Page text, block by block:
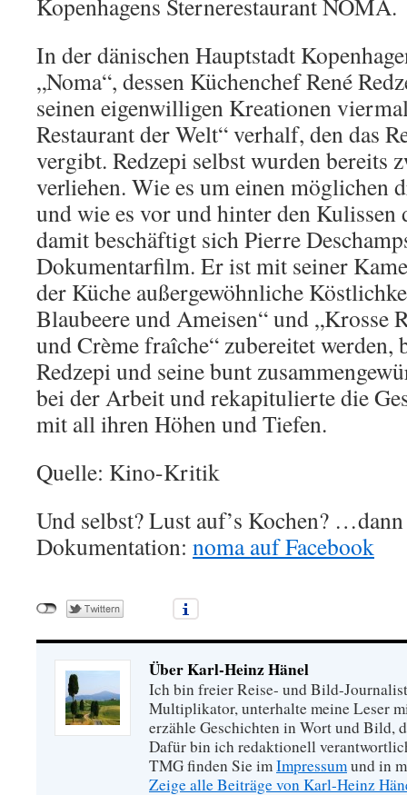
Kopenhagens Sternerestaurant NOMA.
In der dänischen Hauptstadt
„Noma“, dessen Küchenchef René
seinen eigenwilligen Kreationen
Restaurant der Welt“ verhalf, den das
vergibt. Redzepi selbst wurden bereits
verliehen. Wie es um einen möglichen
und wie es vor und hinter den Kulissen
damit beschäftigt sich Pierre
Dokumentarfilm. Er ist mit seiner
der Küche außergewöhnliche
Blaubeere und Ameisen“ und „Krosse
und Crème fraîche“ zubereitet werden,
Redzepi und seine bunt
bei der Arbeit und rekapitulierte die
mit all ihren Höhen und Tiefen.
Quelle: Kino-Kritik
Und selbst? Lust auf’s Kochen?
Dokumentation: noma auf Facebook
Über Karl-Heinz Hänel
Ich bin freier Reise- und Bild-
Multiplikator, unterhalte meine Leser
erzähle Geschichten in Wort und Bild,
Dafür bin ich redaktionell
TMG finden Sie imImpressumund in
Zeige alle Beiträge von Karl-Heinz